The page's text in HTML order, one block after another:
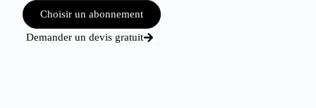
Choisir un abonnement
Demander un devis gratuit